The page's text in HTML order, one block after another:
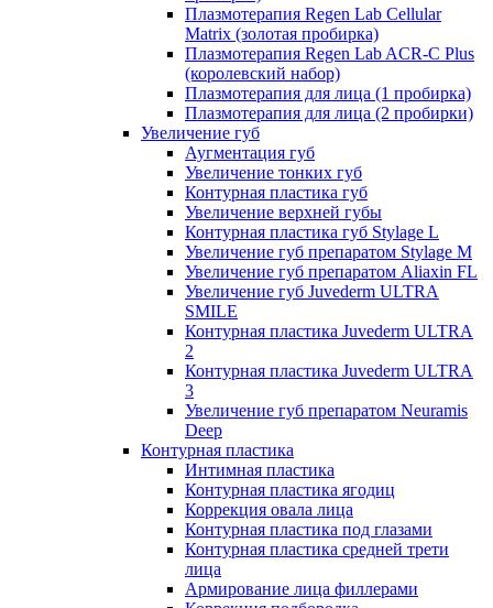
Плазмотерапия Regen Lab Cellular
Matrix (золотая пробирка)
Плазмотерапия Regen Lab ACR-C Plus
(королевский набор)
Плазмотерапия для лица (1 пробирка)
Плазмотерапия для лица (2 пробирки)
Увеличение губ
Аугментация губ
Увеличение тонких губ
Контурная пластика губ
Увеличение верхней губы
Контурная пластика губ Stylage L
Увеличение губ препаратом Stylage M
Увеличение губ препаратом Aliaxin FL
Увеличение губ Juvederm ULTRA
SMILE
Контурная пластика Juvederm ULTRA
2
Контурная пластика Juvederm ULTRA
3
Увеличение губ препаратом Neuramis
Deep
Контурная пластика
Интимная пластика
Контурная пластика ягодиц
Коррекция овала лица
Контурная пластика под глазами
Контурная пластика средней трети
лица
Армирование лица филлерами